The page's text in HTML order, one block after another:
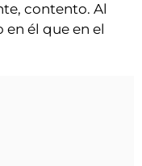
contento. Al
en él que en el